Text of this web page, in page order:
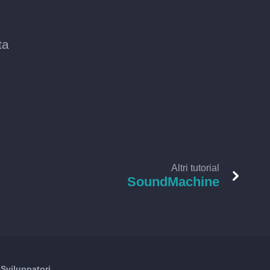
Altri tutorial
SoundMachine